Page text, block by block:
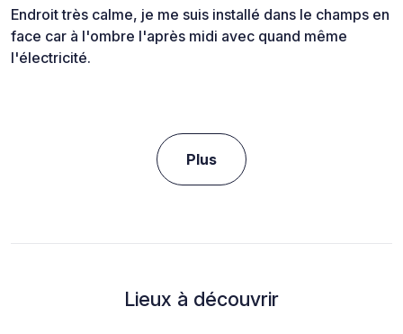
Endroit très calme, je me suis installé dans le champs en
face car à l'ombre l'après midi avec quand même
l'électricité.
Plus
Lieux à découvrir